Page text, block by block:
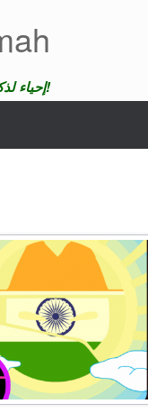
إحياء لذكرى الضحايا لن ندع موتهم يمر دون عقاب!